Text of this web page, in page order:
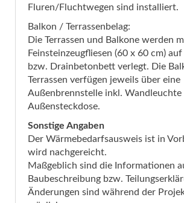
Fluren/Fluchtwegen sind installiert.
Balkon / Terrassenbelag:
Die Terrassen und Balkone werden
Feinsteinzeugfliesen (60 x 60 cm)
bzw. Drainbetonbett verlegt. Die
Terrassen verfügen jeweils über eine
Außenbrennstelle inkl. Wandleuchte
Außensteckdose.
Sonstige Angaben
Der Wärmebedarfsausweis ist in
wird nachgereicht.
Maßgeblich sind die Informationen
Baubeschreibung bzw.
Änderungen sind während der